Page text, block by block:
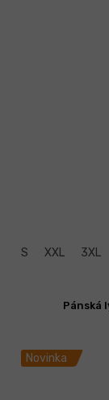
S XXL 3XL
Novinka
Pánská